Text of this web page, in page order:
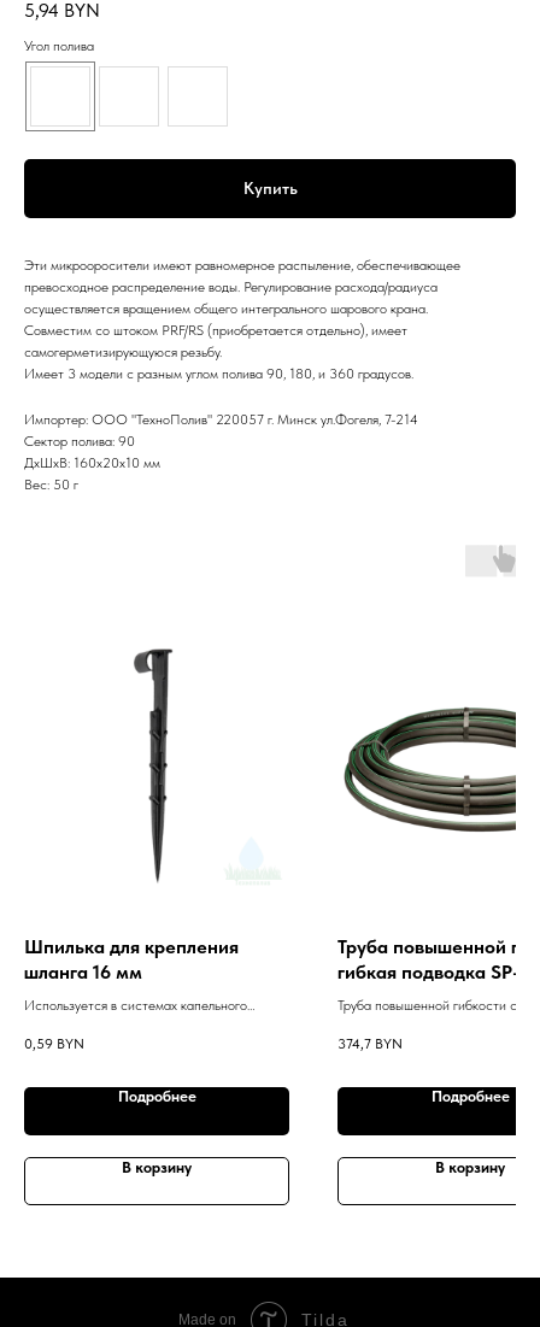
5,94 BYN
Угол полива
Купить
Эти микрооросители имеют равномерное распыление, обеспечивающее
превосходное распределение воды. Регулирование расхода/радиуса
осуществляется вращением общего интегрального шарового крана.
Совместим со штоком PRF/RS (приобретается отдельно), имеет
самогерметизирующуюся резьбу.
Имеет 3 модели с разным углом полива 90, 180, и 360 градусов.
Импортер: ООО "ТехноПолив" 220057 г. Минск ул.Фогеля, 7-214
Сектор полива: 90
ДxШxВ: 160x20x10 мм
Вес: 50 г
Шпилька для крепления
шланга 16 мм
Используется в системах капельного
0,59 BYN
Подробнее
В корзину
Труба повышенной
гибкая подводка SP-
бухта 30 метров
Труба повышенной гибкости
собой гибкий подвижный узел
374,7 BYN
Подробнее
В корзину
Made on Tilda